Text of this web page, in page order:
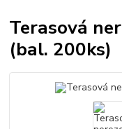
Terasová
(bal. 200ks)